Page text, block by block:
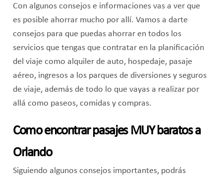
Con algunos consejos e informaciones vas a ver que
es posible ahorrar mucho por allí. Vamos a darte
consejos para que puedas ahorrar en todos los
servicios que tengas que contratar en la planificación
del viaje como alquiler de auto, hospedaje, pasaje
aéreo, ingresos a los parques de diversiones y seguros
de viaje, además de todo lo que vayas a realizar por
allá como paseos, comidas y compras.
Como encontrar pasajes MUY baratos a
Orlando
Siguiendo algunos consejos importantes, podrás